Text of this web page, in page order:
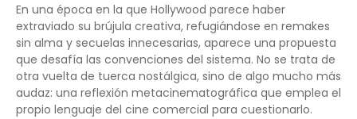
En una época en la que Hollywood parece haber
extraviado su brújula creativa, refugiándose en remakes
sin alma y secuelas innecesarias, aparece una propuesta
que desafía las convenciones del sistema. No se trata de
otra vuelta de tuerca nostálgica, sino de algo mucho más
audaz: una reflexión metacinematográfica que emplea el
propio lenguaje del cine comercial para cuestionarlo.